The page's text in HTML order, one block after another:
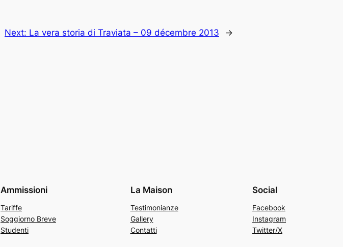
Next: La vera storia di Traviata – 09 décembre 2013 →
Ammissioni
Tariffe
Soggiorno Breve
Studenti
La Maison
Testimonianze
Gallery
Contatti
Social
Facebook
Instagram
Twitter/X